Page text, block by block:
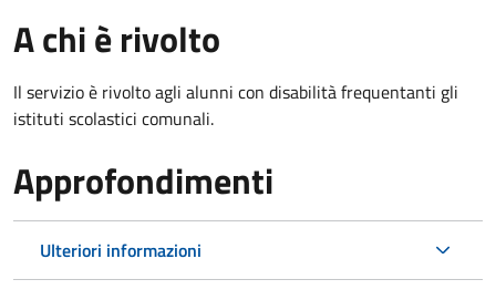
A chi è rivolto
Il servizio è rivolto agli alunni con disabilità frequentanti gli
istituti scolastici comunali.
Approfondimenti
Ulteriori informazioni